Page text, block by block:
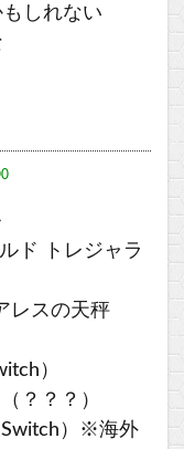
しれない
ド トレジャラ
レスの天秤
）
？？？）
）※海外